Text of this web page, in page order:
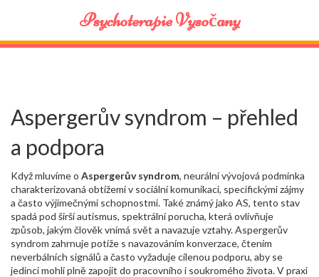
Psychoterapie Vysočany
Aspergerův syndrom – přehled
a podpora
Když mluvíme o Aspergerův syndrom, neurální vývojová podmínka
charakterizovaná obtížemi v sociální komunikaci, specifickými zájmy
a často výjimečnými schopnostmi. Také známý jako AS, tento stav
spadá pod širšíautismus, spektrální porucha, která ovlivňuje
způsob, jakým člověk vnímá svět a navazuje vztahy. Aspergerův
syndrom zahrnuje potíže s navazováním konverzace, čtením
neverbálních signálů a často vyžaduje cílenou podporu, aby se
jedinci mohli plně zapojit do pracovního i soukromého života. V praxi